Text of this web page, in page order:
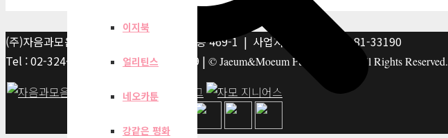
이지북
얼리틴스
네오카툰
강같은 평화
(주)자음과모음 | 10881 경기 파주시 서패동 469-1 | 사업자등록번호: 117-81-33190
Tel : 02-324-2347 | Fax : 02-6959-8459 | © Jaeum&Moeum Publishing co. All Rights Reserved.